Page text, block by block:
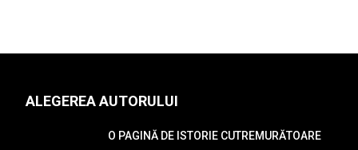
ALEGEREA AUTORULUI
O PAGINĂ DE ISTORIE CUTREMURĂTOARE